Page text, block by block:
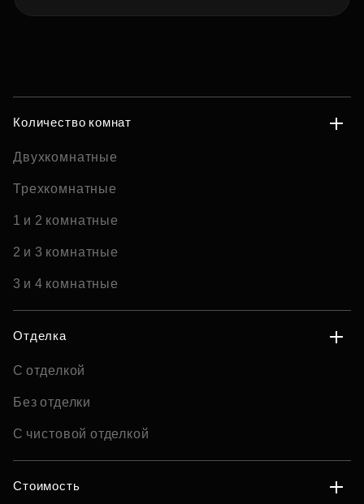
Количество комнат
Двухкомнатные
Трехкомнатные
1 и 2 комнатные
2 и 3 комнатные
3 и 4 комнатные
Отделка
С отделкой
Без отделки
С чистовой отделкой
Стоимость